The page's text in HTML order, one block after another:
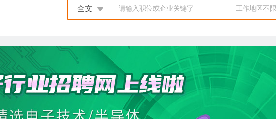
请输入职位或企业关键字
全文 工作地区不限